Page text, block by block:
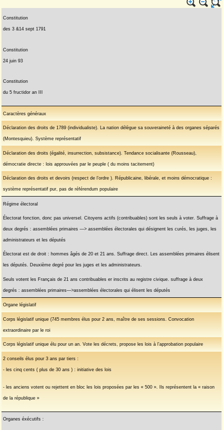
Constitution
des 3 &14 sept 1791
Constitution
24 juin 93
Constitution
du 5 fructidor an III
Caractères généraux
Déclaration des droits de 1789 (individualiste). La nation délègue sa souveraineté à des organes séparés
(Montesquieu). Système représentatif
Déclaration des droits (égalité, insurrection, subsistance). Tendance socialisante (Rousseau),
démocratie directe : lois approuvées par le peuple ( du moins tacitement)
Déclaration des droits et devoirs (respect de l’ordre ). Républicaine, libérale, et moins démocratique :
système représentatif pur, pas de référendum populaire
Régime électoral
Électorat fonction, donc pas universel. Citoyens actifs (contribuables) sont les seuls à voter. Suffrage à
deux degrés : assemblées primaires —> assemblées électorales qui désignent les curés, les juges, les
administrateurs et les députés
Électorat est de droit : hommes âgés de 20 et 21 ans. Suffrage direct. Les assemblées primaires élisent
les députés. Deuxième degré pour les juges et les administrateurs.
Seuls votent les Français de 21 ans contribuables er inscrits au registre civique. suffrage à deux
degrés : assemblées primaires—>assemblées électorales qui élisent les députés
Organe législatif
Corps législatif unique (745 membres élus pour 2 ans, maître de ses sessions. Convocation
extraordinaire par le roi
Corps législatif unique élu pour un an. Vote les décrets, propose les lois à l’approbation populaire
2 conseils élus pour 3 ans par tiers :
- les cinq cents ( plus de 30 ans ) : initiative des lois
- les anciens votent ou rejettent en bloc les lois proposées par les « 500 ». Ils représentent la « raison
de la république »
Organes éxécutifs :